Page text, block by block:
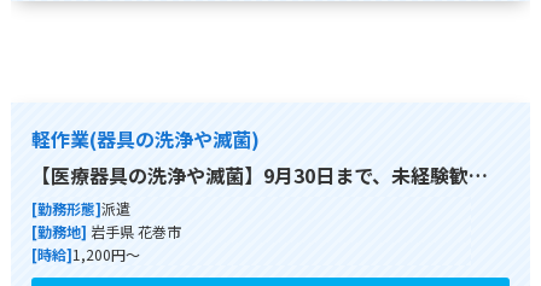
軽作業(器具の洗浄や滅菌)
【医療器具の洗浄や滅菌】9月30日まで、未経験歓…
[勤務形態]派遣
[勤務地] 岩手県 花巻市
[時給]1,200円～